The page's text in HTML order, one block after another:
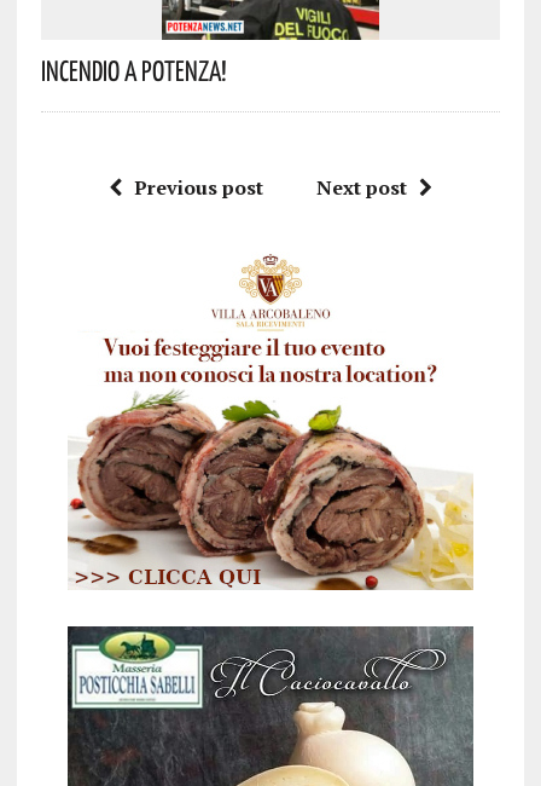
Incendio A Potenza!
Previous post Next post